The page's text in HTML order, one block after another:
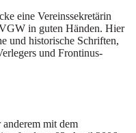
eine Vereinssekretärin
in guten Händen. Hier
und historische Schriften,
und Frontinus-
mit dem